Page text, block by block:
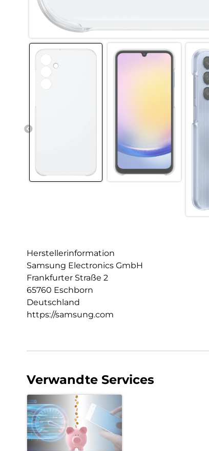
Herstellerinformation
Samsung Electronics GmbH
Frankfurter Straße 2
65760 Eschborn
Deutschland
https://samsung.com
Verwandte Services